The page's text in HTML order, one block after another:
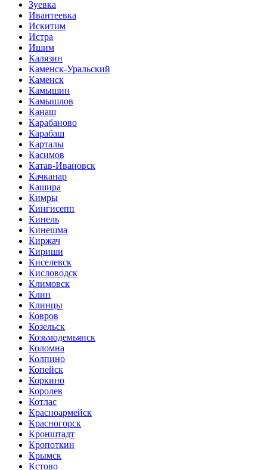
Зуевка
Ивантеевка
Искитим
Истра
Ишим
Калязин
Каменск-Уральский
Каменск
Камышин
Камышлов
Канаш
Карабаново
Карабаш
Карталы
Касимов
Катав-Ивановск
Качканар
Кашира
Кимры
Кингисепп
Кинель
Кинешма
Киржач
Кириши
Киселевск
Кисловодск
Климовск
Клин
Клинцы
Ковров
Козельск
Козьмодемьянск
Коломна
Колпино
Копейск
Коркино
Королев
Котлас
Красноармейск
Красногорск
Кронштадт
Кропоткин
Крымск
Кстово